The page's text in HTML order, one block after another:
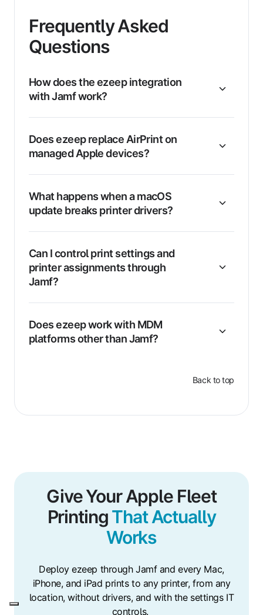
Frequently Asked
Questions
How does the ezeep integration
with Jamf work?
Does ezeep replace AirPrint on
managed Apple devices?
What happens when a macOS
update breaks printer drivers?
Can I control print settings and
printer assignments through
Jamf?
Does ezeep work with MDM
platforms other than Jamf?
Back to top
Give Your Apple Fleet
PrintingThat Actually
Works
Deploy ezeep through Jamf and every Mac,
iPhone, and iPad prints to any printer, from any
location, without drivers, and with the settings IT
controls.